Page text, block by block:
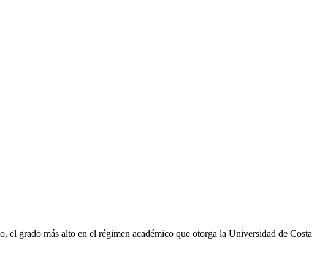
grado más alto en el régimen académico que otorga la Universidad de Costa